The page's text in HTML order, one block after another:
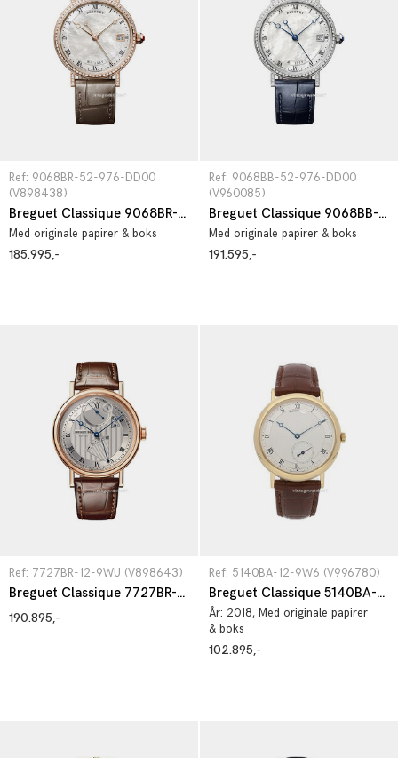
Ref: 9068BR-52-976-DD00
(V898438)
Breguet Classique 9068BR-52-976-DD00
Med originale papirer & boks
185.995,-
Ref: 9068BB-52-976-DD00
(V960085)
Breguet Classique 9068BB-52-976-DD00
Med originale papirer & boks
191.595,-
Ref: 7727BR-12-9WU (V898643)
Breguet Classique 7727BR-12-9WU
190.895,-
Ref: 5140BA-12-9W6 (V996780)
Breguet Classique 5140BA-12-9W6
År: 2018, Med originale papirer
& boks
102.895,-